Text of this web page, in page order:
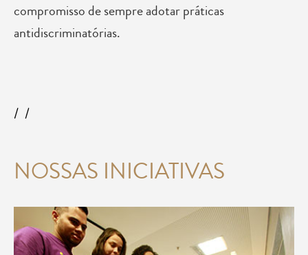
compromisso de sempre adotar práticas
antidiscriminatórias.
NOSSAS INICIATIVAS